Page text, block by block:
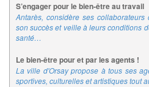
S’engager pour le bien-être au travail
Antarès, considère ses
son succès et veille à leurs conditions
santé…
Le bien-être pour et par les agents !
La ville d'Orsay propose à tous ses
sportives, culturelles et artistiques tout